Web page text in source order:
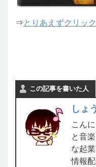
⇒とりあえずクリッ
この記事を書いた人
しょ
こん
と音
な起
情報